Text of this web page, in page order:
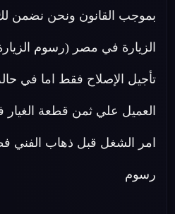
بموجب القانون ونحن نضمن
الزيارة في مصر (رسوم
تأجيل الإصلاح فقط اما في
العميل علي ثمن قطعة الغيار
امر الشغل قبل ذهاب الفني
رسوم